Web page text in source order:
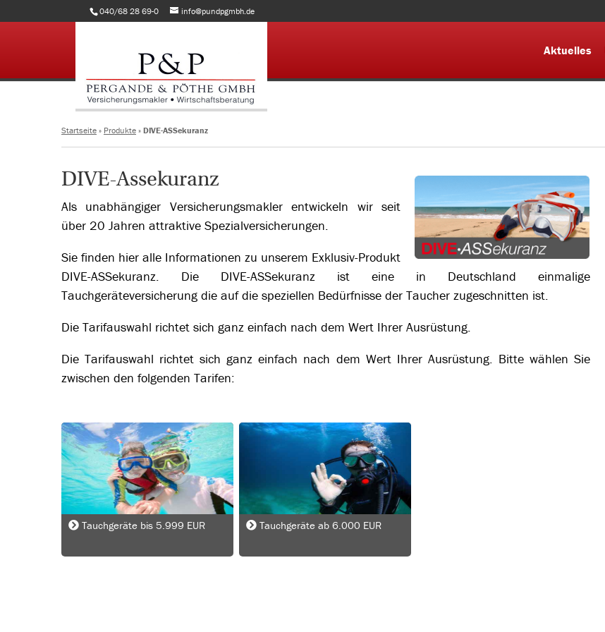
040/68 28 69-0 info@pundpgmbh.de
Aktuelles
Startseite » Produkte » DIVE-ASSekuranz
DIVE-Assekuranz
Als unabhängiger Versicherungsmakler entwickeln wir seit
über 20 Jahren attraktive Spezialversicherungen.
Sie finden hier alle Informationen zu unserem Exklusiv-Produkt
DIVE-ASSekuranz. Die DIVE-ASSekuranz ist eine in Deutschland einmalige
Tauchgeräteversicherung die auf die speziellen Bedürfnisse der Taucher zugeschnitten ist.
Die Tarifauswahl richtet sich ganz einfach nach dem Wert Ihrer Ausrüstung.
Die Tarifauswahl richtet sich ganz einfach nach dem Wert Ihrer Ausrüstung. Bitte wählen Sie
zwischen den folgenden Tarifen:
Tauchgeräte bis 5.999 EUR Tauchgeräte ab 6.000 EUR